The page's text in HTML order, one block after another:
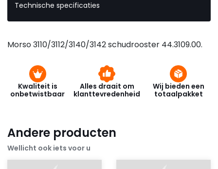
Technische specificaties
Morso 3110/3112/3140/3142 schudrooster 44.3109.00.
Kwaliteit is
onbetwistbaar
Alles draait om
klanttevredenheid
Wij bieden een
totaalpakket
Andere producten
Wellicht ook iets voor u